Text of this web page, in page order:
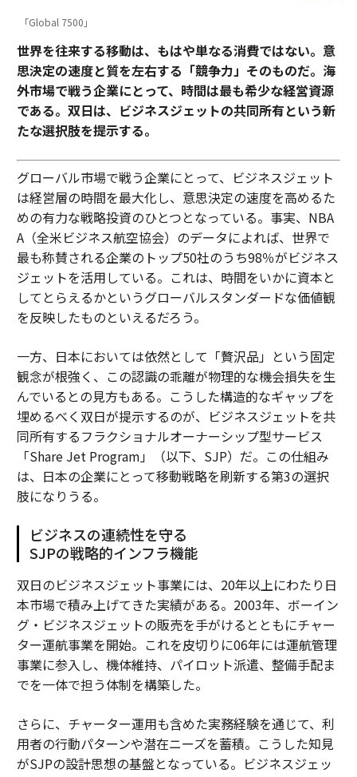
「Global 7500」
世界を往来する移動は、もはや単なる消費ではない。意
思決定の速度と質を左右する「競争力」そのものだ。海
外市場で戦う企業にとって、時間は最も希少な経営資源
である。双日は、ビジネスジェットの共同所有という新
たな選択肢を提示する。
グローバル市場で戦う企業にとって、ビジネスジェット
は経営層の時間を最大化し、意思決定の速度を高めるた
めの有力な戦略投資のひとつとなっている。事実、NBA
A（全米ビジネス航空協会）のデータによれば、世界で
最も称賛される企業のトップ50社のうち98％がビジネス
ジェットを活用している。これは、時間をいかに資本と
してとらえるかというグローバルスタンダードな価値観
を反映したものといえるだろう。
一方、日本においては依然として「贅沢品」という固定
観念が根強く、この認識の乖離が物理的な機会損失を生
んでいるとの見方もある。こうした構造的なギャップを
埋めるべく双日が提示するのが、ビジネスジェットを共
同所有するフラクショナルオーナーシップ型サービス
「Share Jet Program」（以下、SJP）だ。この仕組み
は、日本の企業にとって移動戦略を刷新する第3の選択
肢になりうる。
ビジネスの連続性を守る
SJPの戦略的インフラ機能
双日のビジネスジェット事業には、20年以上にわたり日
本市場で積み上げてきた実績がある。2003年、ボーイン
グ・ビジネスジェットの販売を手がけるとともにチャー
ター運航事業を開始。これを皮切りに06年には運航管理
事業に参入し、機体維持、パイロット派遣、整備手配ま
でを一体で担う体制を構築した。
さらに、チャーター運用も含めた実務経験を通じて、利
用者の行動パターンや潜在ニーズを蓄積。こうした知見
がSJPの設計思想の基盤となっている。ビジネスジェッ